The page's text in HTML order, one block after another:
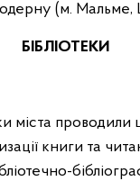
(м. Мальме,
БІБЛІОТЕКИ
міста
книги та